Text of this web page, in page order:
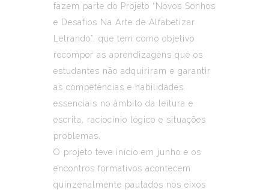
fazem parte do Projeto “Novos Sonhos
e Desafios Na Arte de Alfabetizar
Letrando”, que tem como objetivo
recompor as aprendizagens que os
estudantes não adquiriram e garantir
as competências e habilidades
essenciais no âmbito da leitura e
escrita, raciocínio lógico e situações
problemas.
O projeto teve início em junho e os
encontros formativos acontecem
quinzenalmente pautados nos eixos